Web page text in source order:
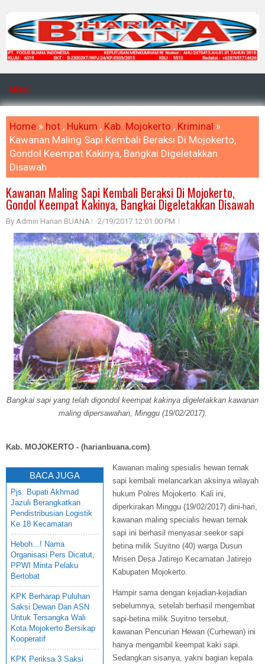
MENU
Home » hot , Hukum , Kab. Mojokerto , Kriminal »
Kawanan Maling Sapi Kembali Beraksi Di Mojokerto,
Gondol Keempat Kakinya, Bangkai Digeletakkan
Disawah
Kawanan Maling Sapi Kembali Beraksi Di Mojokerto,
Gondol Keempat Kakinya, Bangkai Digeletakkan Disawah
By Admin Harian BUANA 2/19/2017 12:01:00 PM
Bangkai sapi yang telah digondol keempat kakinya digeletakkan kawanan
maling dipersawahan, Minggu (19/02/2017).
Kab. MOJOKERTO - (harianbuana.com)
BACA JUGA
Pjs. Bupati Akhmad
Jazuli Berangkatkan
Pendistribusian Logistik
Ke 18 Kecamatan
Heboh...! Nama
Organisasi Pers Dicatut,
PPWI Minta Pelaku
Bertobat
KPK Berharap Puluhan
Saksi Dewan Dan ASN
Untuk Tersangka Wali
Kota Mojokerto Bersikap
Kooperatif
KPK Periksa 3 Saksi
Kawanan maling spesialis hewan ternak
sapi kembali melancarkan aksinya wilayah
hukum Polres Mojokerto. Kali ini,
diperkirakan Minggu (19/02/2017) dini-hari,
kawanan maling specialis hewan ternak
sapi ini berhasil menyasar seekor sapi
betina milik Suyitno (40) warga Dusun
Mrisen Desa Jatirejo Kecamatan Jatirejo
Kabupaten Mojokerto.
Hampir sama dengan kejadian-kejadian
sebelumnya, setelah berhasil mengembat
sapi-betina milik Suyitno tersebut,
kawanan Pencurian Hewan (Curhewan) ini
hanya mengambil keempat kaki sapi.
Sedangkan sisanya, yakni bagian kepala